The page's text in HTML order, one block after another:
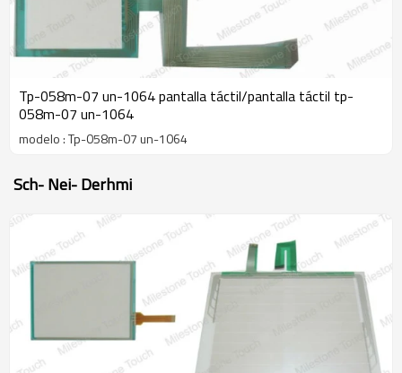
Tp-058m-07 un-1064 pantalla táctil/pantalla táctil tp-
058m-07 un-1064
modelo : Tp-058m-07 un-1064
Sch- Nei- Derhmi